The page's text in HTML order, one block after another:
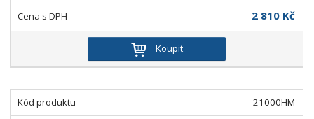
2 810 Kč
Koupit
21000HM